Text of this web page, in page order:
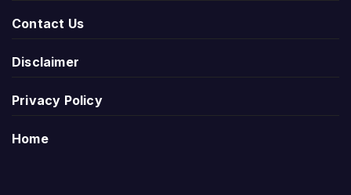
Contact Us
Disclaimer
Privacy Policy
Home